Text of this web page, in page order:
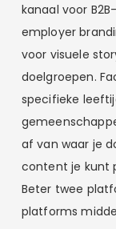
kanaal voor
employer
voor visuele
doelgroepen.
specifieke
af van waar je
content je kunt
Beter twee
platforms